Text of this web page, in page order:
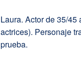
Laura. Actor de 35/
actrices). Personaje
prueba.